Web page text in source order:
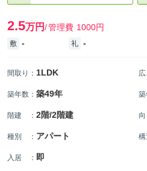
2.5万円 管理費 1000円
敷 - 礼 -
間取り ： 1LDK 広
築年数 ： 築49年 築
階建 ： 2階/2階建 向
種別 ： アパート 構
入居 ： 即